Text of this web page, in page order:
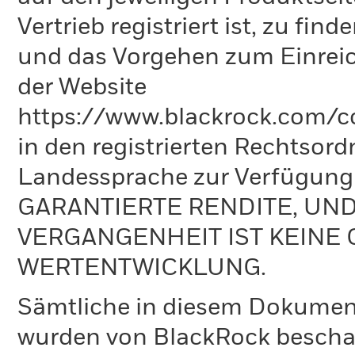
Vertrieb registriert ist, zu
und das Vorgehen zum
der Website
https://www.blackrock.com/
in den registrierten
Landessprache zur
GARANTIERTE RENDITE,
VERGANGENHEIT IST KEINE
WERTENTWICKLUNG.
Sämtliche in diesem
wurden von BlackRock